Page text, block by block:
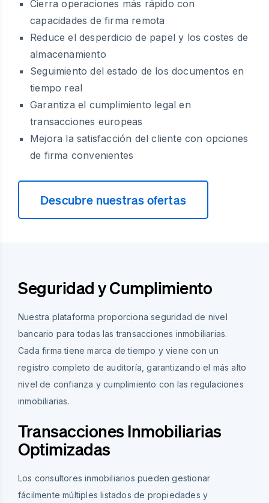
Cierra operaciones más rápido con
capacidades de firma remota
Reduce el desperdicio de papel y los costes de
almacenamiento
Seguimiento del estado de los documentos en
tiempo real
Garantiza el cumplimiento legal en
transacciones europeas
Mejora la satisfacción del cliente con opciones
de firma convenientes
Descubre nuestras ofertas
Seguridad y Cumplimiento
Nuestra plataforma proporciona seguridad de nivel
bancario para todas las transacciones inmobiliarias.
Cada firma tiene marca de tiempo y viene con un
registro completo de auditoría, garantizando el más alto
nivel de confianza y cumplimiento con las regulaciones
inmobiliarias.
Transacciones Inmobiliarias
Optimizadas
Los consultores inmobiliarios pueden gestionar
fácilmente múltiples listados de propiedades y